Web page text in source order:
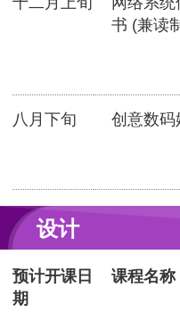
书 (兼读
八月下旬 创意数码
设计
预计开课日
期
课程名称